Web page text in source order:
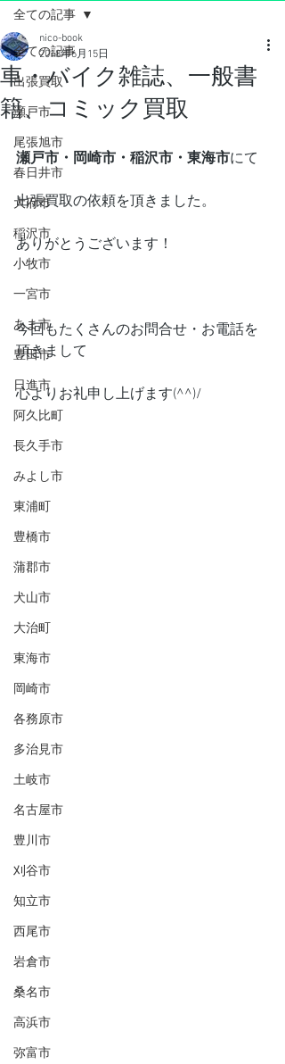
全ての記事
出張買取
瀬戸市
尾張旭市
春日井市
大府市
稲沢市
小牧市
一宮市
あま市
豊田市
日進市
阿久比町
長久手市
みよし市
東浦町
豊橋市
蒲郡市
犬山市
大治町
東海市
岡崎市
各務原市
多治見市
土岐市
名古屋市
豊川市
刈谷市
知立市
西尾市
岩倉市
桑名市
高浜市
弥富市
全ての記事
車・バイク雑誌、一般書
籍、コミック買取
nico-book
2018年6月15日
瀬戸市・岡崎市・稲沢市・東海市にて
出張買取の依頼を頂きました。
ありがとうございます！
今回もたくさんのお問合せ・お電話を
頂きまして
心よりお礼申し上げます(^^)/